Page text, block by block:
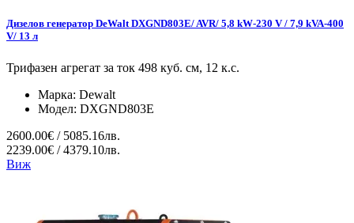
Дизелов генератор DeWalt DXGND803E/ AVR/ 5,8 kW-230 V / 7,9 kVA-400
V/ 13 л
Трифазен агрегат за ток 498 куб. см, 12 к.с.
Марка: Dewalt
Модел: DXGND803E
2600.00€ / 5085.16лв.
2239.00€ / 4379.10лв.
Виж